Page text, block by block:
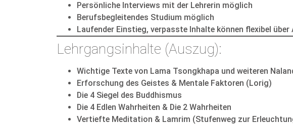
Persönliche Interviews mit der Lehrerin möglich
Berufsbegleitendes Studium möglich
Laufender Einstieg, verpasste Inhalte können flexibel
Lehrgangsinhalte (Auszug):
Wichtige Texte von Lama Tsongkhapa und weiteren
Erforschung des Geistes & Mentale Faktoren (Lorig)
Die 4 Siegel des Buddhismus
Die 4 Edlen Wahrheiten & Die 2 Wahrheiten
Vertiefte Meditation & Lamrim (Stufenweg zur